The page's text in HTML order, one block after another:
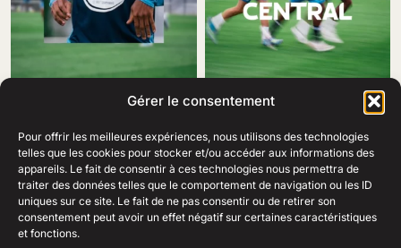
Gérer le consentement
Pour offrir les meilleures expériences, nous utilisons des technologies
telles que les cookies pour stocker et/ou accéder aux informations des
appareils. Le fait de consentir à ces technologies nous permettra de
traiter des données telles que le comportement de navigation ou les ID
uniques sur ce site. Le fait de ne pas consentir ou de retirer son
consentement peut avoir un effet négatif sur certaines caractéristiques
et fonctions.
69 Rue Amiral Romain Desfosses,
29200 Brest
02 98 41 41 99
Ouvert du lundi au samedi